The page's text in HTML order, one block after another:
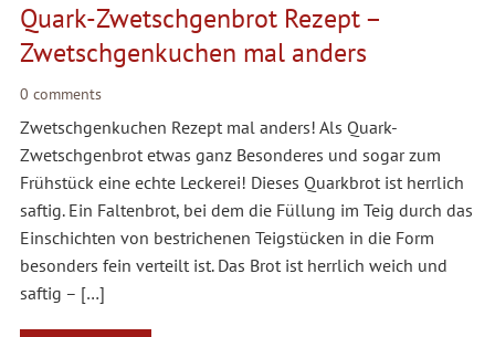
Quark-Zwetschgenbrot Rezept –
Zwetschgenkuchen mal anders
0 comments
Zwetschgenkuchen Rezept mal anders! Als Quark-
Zwetschgenbrot etwas ganz Besonderes und sogar zum
Frühstück eine echte Leckerei! Dieses Quarkbrot ist herrlich
saftig. Ein Faltenbrot, bei dem die Füllung im Teig durch das
Einschichten von bestrichenen Teigstücken in die Form
besonders fein verteilt ist. Das Brot ist herrlich weich und
saftig – […]